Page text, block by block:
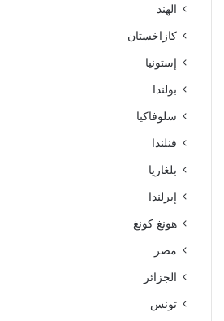
الهند
كازاخستان
إستونيا
بولندا
سلوفاكيا
فنلندا
بلغاريا
إيرلندا
هونغ كونغ
مصر
الجزائر
تونس